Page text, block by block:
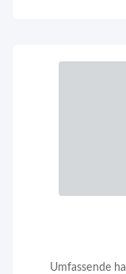
Umfassende